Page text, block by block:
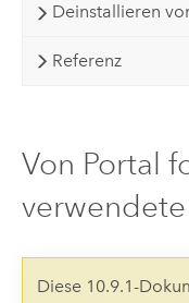
Deinstallieren
Referenz
Von Portal
verwendete
Diese 10.9.1-